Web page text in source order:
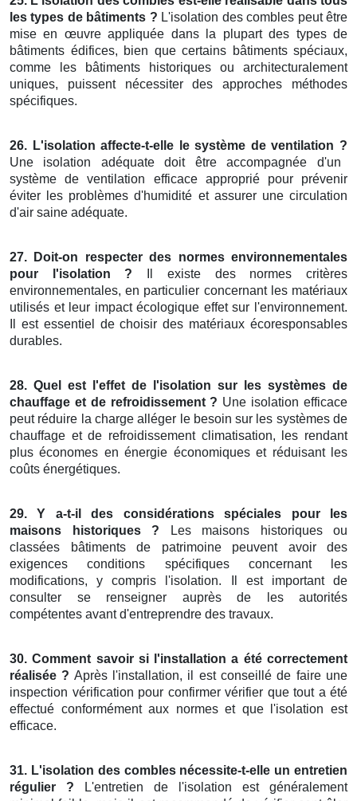
les types de bâtiments ? L'isolation des combles peut être
mise en œuvre appliquée dans la plupart des types de
bâtiments édifices, bien que certains bâtiments spéciaux,
comme les bâtiments historiques ou architecturalement
uniques, puissent nécessiter des approches méthodes
spécifiques.
26. L'isolation affecte-t-elle le système de ventilation ?
Une isolation adéquate doit être accompagnée d'un
système de ventilation efficace approprié pour prévenir
éviter les problèmes d'humidité et assurer une circulation
d'air saine adéquate.
27. Doit-on respecter des normes environnementales
pour l'isolation ? Il existe des normes critères
environnementales, en particulier concernant les matériaux
utilisés et leur impact écologique effet sur l'environnement.
Il est essentiel de choisir des matériaux écoresponsables
durables.
28. Quel est l'effet de l'isolation sur les systèmes de
chauffage et de refroidissement ? Une isolation efficace
peut réduire la charge alléger le besoin sur les systèmes de
chauffage et de refroidissement climatisation, les rendant
plus économes en énergie économiques et réduisant les
coûts énergétiques.
29. Y a-t-il des considérations spéciales pour les
maisons historiques ? Les maisons historiques ou
classées bâtiments de patrimoine peuvent avoir des
exigences conditions spécifiques concernant les
modifications, y compris l'isolation. Il est important de
consulter se renseigner auprès de les autorités
compétentes avant d'entreprendre des travaux.
30. Comment savoir si l'installation a été correctement
réalisée ? Après l'installation, il est conseillé de faire une
inspection vérification pour confirmer vérifier que tout a été
effectué conformément aux normes et que l'isolation est
efficace.
31. L'isolation des combles nécessite-t-elle un entretien
régulier ? L'entretien de l'isolation est généralement